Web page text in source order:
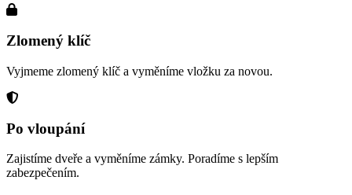
Zlomený klíč
Vyjmeme zlomený klíč a vyměníme vložku za novou.
Po vloupání
Zajistíme dveře a vyměníme zámky. Poradíme s lepším
zabezpečením.